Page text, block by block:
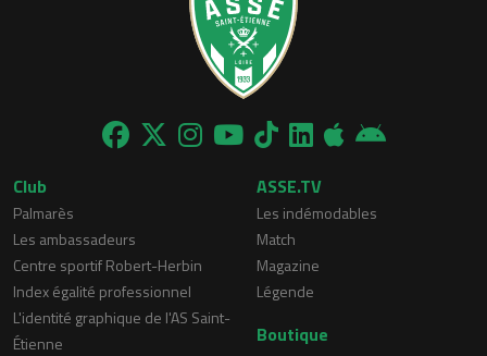
Club
Palmarès
Les ambassadeurs
Centre sportif Robert-Herbin
Index égalité professionnel
L'identité graphique de l'AS Saint-
Étienne
ASSE.TV
Les indémodables
Match
Magazine
Légende
Boutique